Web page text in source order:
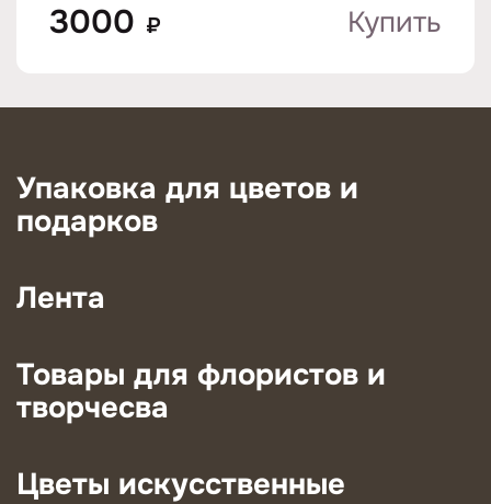
3000 ₽ Купить
Упаковка для цветов и
подарков
Лента
Товары для флористов и
творчесва
Цветы искусственные